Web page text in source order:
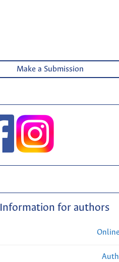
Make a Submission
Information for authors